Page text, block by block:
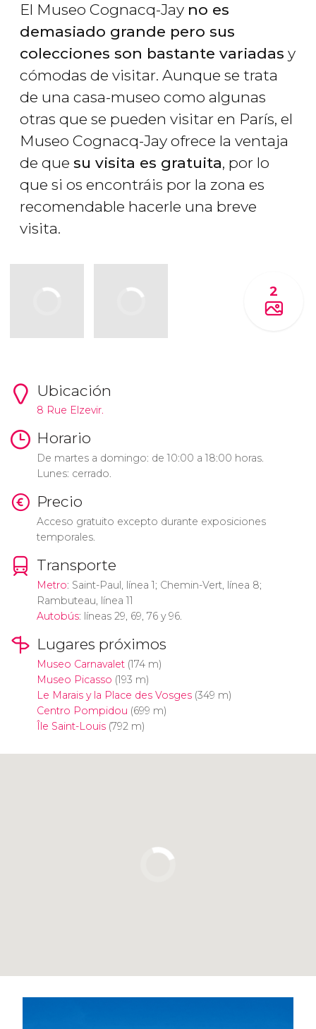
El Museo Cognacq-Jay no es
demasiado grande pero sus
colecciones son bastante variadas y
cómodas de visitar. Aunque se trata
de una casa-museo como algunas
otras que se pueden visitar en París, el
Museo Cognacq-Jay ofrece la ventaja
de que su visita es gratuita, por lo
que si os encontráis por la zona es
recomendable hacerle una breve
visita.
2
Ubicación
8 Rue Elzevir.
Horario
De martes a domingo: de 10:00 a 18:00 horas.
Lunes: cerrado.
Precio
Acceso gratuito excepto durante exposiciones
temporales.
Transporte
Metro: Saint-Paul, línea 1; Chemin-Vert, línea 8;
Rambuteau, línea 11
Autobús: líneas 29, 69, 76 y 96.
Lugares próximos
Museo Carnavalet(174 m)
Museo Picasso (193 m)
Le Marais y la Place des Vosges(349 m)
Centro Pompidou (699 m)
Île Saint-Louis(792 m)